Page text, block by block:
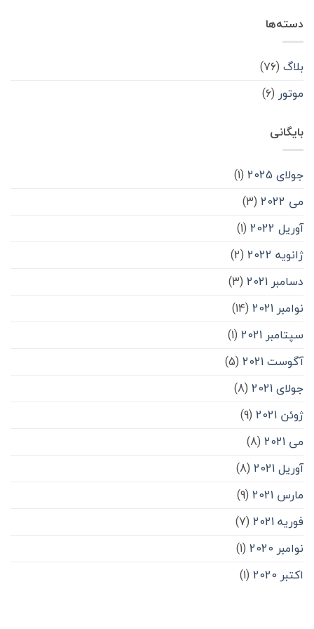
دسته‌ها
بلاگ (۷۶)
موتور (۶)
بایگانی
جولای 2025
(1)
می 2022
(3)
آوریل 2022
(1)
ژانویه 2022
(2)
دسامبر 2021
(3)
نوامبر 2021
(14)
سپتامبر 2021
(1)
آگوست 2021
(5)
جولای 2021
(8)
ژوئن 2021
(9)
می 2021
(8)
آوریل 2021
(8)
مارس 2021
(9)
فوریه 2021
(7)
نوامبر 2020
(1)
اکتبر 2020
(1)